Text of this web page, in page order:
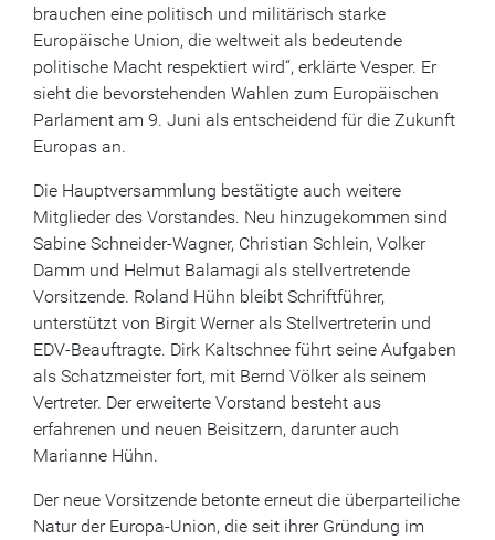
brauchen eine politisch und militärisch starke
Europäische Union, die weltweit als bedeutende
politische Macht respektiert wird“, erklärte Vesper. Er
sieht die bevorstehenden Wahlen zum Europäischen
Parlament am 9. Juni als entscheidend für die Zukunft
Europas an.
Die Hauptversammlung bestätigte auch weitere
Mitglieder des Vorstandes. Neu hinzugekommen sind
Sabine Schneider-Wagner, Christian Schlein, Volker
Damm und Helmut Balamagi als stellvertretende
Vorsitzende. Roland Hühn bleibt Schriftführer,
unterstützt von Birgit Werner als Stellvertreterin und
EDV-Beauftragte. Dirk Kaltschnee führt seine Aufgaben
als Schatzmeister fort, mit Bernd Völker als seinem
Vertreter. Der erweiterte Vorstand besteht aus
erfahrenen und neuen Beisitzern, darunter auch
Marianne Hühn.
Der neue Vorsitzende betonte erneut die überparteiliche
Natur der Europa-Union, die seit ihrer Gründung im